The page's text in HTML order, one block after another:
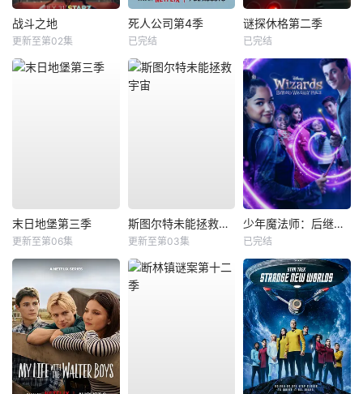
战斗之地
更新至第02集
死人公司第4季
已完结
谜探休格第二季
已完结
末日地堡第三季
更新至第06集
斯图尔特未能拯救宇宙
更新至第03集
少年魔法师：后继者第三季
已完结